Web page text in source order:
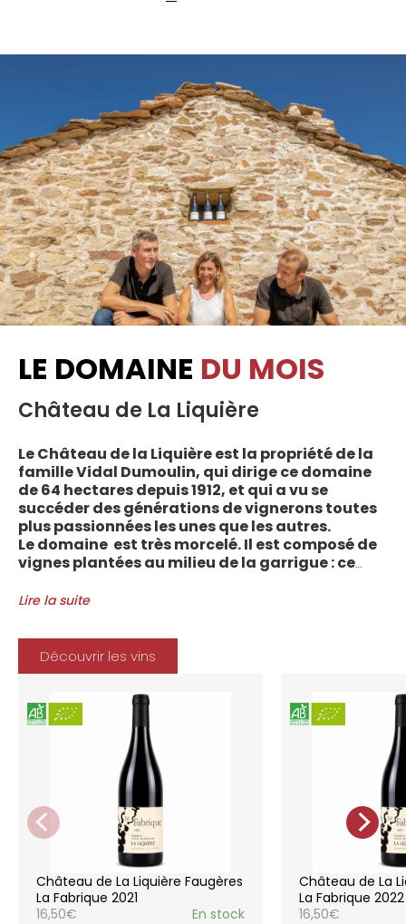
LE DOMAINE DU MOIS
Château de La Liquière
Le Château de la Liquière est la propriété de la
famille Vidal Dumoulin, qui dirige ce domaine
de 64 hectares depuis 1912, et qui a vu se
succéder des générations de vignerons toutes
plus passionnées les unes que les autres.
Le domaine est très morcelé. Il est composé de
vignes plantées au milieu de la garrigue : ce
entre les villages d’Autignac, Caussiniojouls,
l’Appellation. La grande majorité des parcelles,
sur sols de schistes, font face au sud, à la
Méditerranée.
Le vignoble du Château de la Liquière est
agriculture biologique depuis 2008 et 2012
marque le premier millésime certifié du
domaine. Les soins apportés y sont conformes :
pratiques respectueuses de l’environnement et
de la vigne, vendanges manuelles, vinifications
soignées et strictement suivies.
La gamme des vins du Château de la
Liquière est adaptée à chaque style de
consommation, à chaque moment de la vie,
elle reflète parfaitement la pureté de
l’expression du terroir.
Lire la suite
Découvrir les vins
Château de La Liquière Faugères
La Fabrique 2021
16,50€ En stock
Château de La
La Fabrique 2022
16,50€